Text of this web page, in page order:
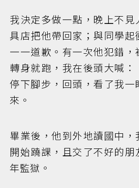
我決定多做一點，晚上不見
具店把他帶回家；與同學起
一一道歉。有一次他犯錯，
轉身就跑，我在後頭大喊：
停下腳步，回頭，看了我一
來。
畢業後，他到外地讀國中，
開始蹺課，且交了不好的朋
年監獄。